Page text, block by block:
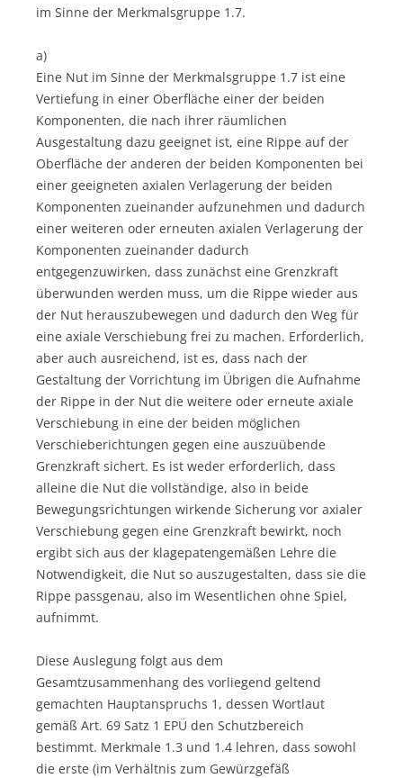
im Sinne der Merkmalsgruppe 1.7.
a)
Eine Nut im Sinne der Merkmalsgruppe 1.7 ist eine
Vertiefung in einer Oberfläche einer der beiden
Komponenten, die nach ihrer räumlichen
Ausgestaltung dazu geeignet ist, eine Rippe auf der
Oberfläche der anderen der beiden Komponenten bei
einer geeigneten axialen Verlagerung der beiden
Komponenten zueinander aufzunehmen und dadurch
einer weiteren oder erneuten axialen Verlagerung der
Komponenten zueinander dadurch
entgegenzuwirken, dass zunächst eine Grenzkraft
überwunden werden muss, um die Rippe wieder aus
der Nut herauszubewegen und dadurch den Weg für
eine axiale Verschiebung frei zu machen. Erforderlich,
aber auch ausreichend, ist es, dass nach der
Gestaltung der Vorrichtung im Übrigen die Aufnahme
der Rippe in der Nut die weitere oder erneute axiale
Verschiebung in eine der beiden möglichen
Verschieberichtungen gegen eine auszuübende
Grenzkraft sichert. Es ist weder erforderlich, dass
alleine die Nut die vollständige, also in beide
Bewegungsrichtungen wirkende Sicherung vor axialer
Verschiebung gegen eine Grenzkraft bewirkt, noch
ergibt sich aus der klagepatengemäßen Lehre die
Notwendigkeit, die Nut so auszugestalten, dass sie die
Rippe passgenau, also im Wesentlichen ohne Spiel,
aufnimmt.
Diese Auslegung folgt aus dem
Gesamtzusammenhang des vorliegend geltend
gemachten Hauptanspruchs 1, dessen Wortlaut
gemäß Art. 69 Satz 1 EPÜ den Schutzbereich
bestimmt. Merkmale 1.3 und 1.4 lehren, dass sowohl
die erste (im Verhältnis zum Gewürzgefäß